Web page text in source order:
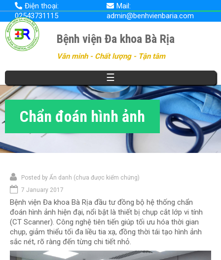
Nhảy
đến
nội
dung
Điện thoại:
02543731115
Mail:
admin@benhvienbaria.com
Bệnh viện Đa khoa Bà Rịa
Văn minh - Chất lượng - Tận tâm
☰
Chẩn đoán hình ảnh
Posted by Ẩn danh (chưa được kiểm chứng)
7 January 2017
Bệnh viện Đa khoa Bà Rịa đầu tư đồng bộ hệ thống chẩn
đoán hình ảnh hiện đại, nổi bật là thiết bị chụp cắt lớp vi tính
(CT Scanner). Công nghệ tiên tiến giúp tối ưu hóa thời gian
chụp, giảm thiểu tối đa liều tia xạ, đồng thời tái tạo hình ảnh
sắc nét, rõ ràng đến từng chi tiết nhỏ.